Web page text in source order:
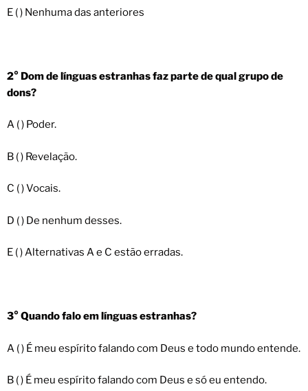
E ( ) Nenhuma das anteriores
2° Dom de línguas estranhas faz parte de qual grupo de
dons?
A ( ) Poder.
B ( ) Revelação.
C ( ) Vocais.
D ( ) De nenhum desses.
E ( ) Alternativas A e C estão erradas.
3° Quando falo em línguas estranhas?
A ( ) É meu espírito falando com Deus e todo mundo entende.
B ( ) É meu espírito falando com Deus e só eu entendo.